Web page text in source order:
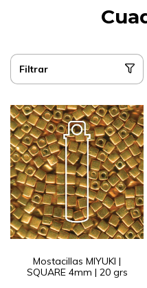
Filtrar
Mostacillas MIYUKI |
SQUARE 4mm | 20 grs